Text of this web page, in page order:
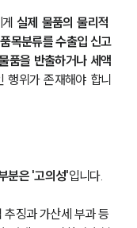
실제 물품의 물리적
목분류를 수출입 신고
품을 반출하거나 세액
행위가 존재해야 합니
분은 '고의성'입니다.
징과 가산세 부과 등